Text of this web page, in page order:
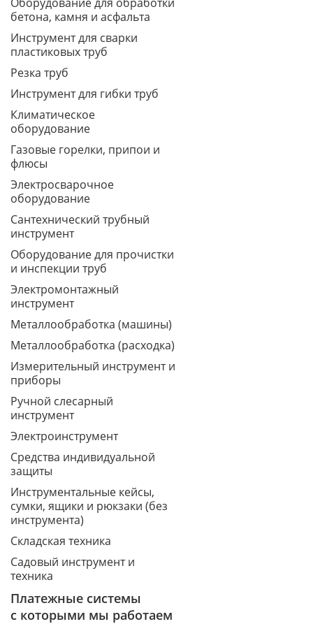
бетона, камня и асфальта
Инструмент для сварки
пластиковых труб
Резка труб
Инструмент для гибки труб
Климатическое
оборудование
Газовые горелки, припои и
флюсы
Электросварочное
оборудование
Сантехнический трубный
инструмент
Оборудование для прочистки
и инспекции труб
Электромонтажный
инструмент
Металлообработка (машины)
Металлообработка (расходка)
Измерительный инструмент и
приборы
Ручной слесарный
инструмент
Электроинструмент
Средства индивидуальной
защиты
Инструментальные кейсы,
сумки, ящики и рюкзаки (без
инструмента)
Складская техника
Садовый инструмент и
техника
Платежные системы
с которыми мы работаем